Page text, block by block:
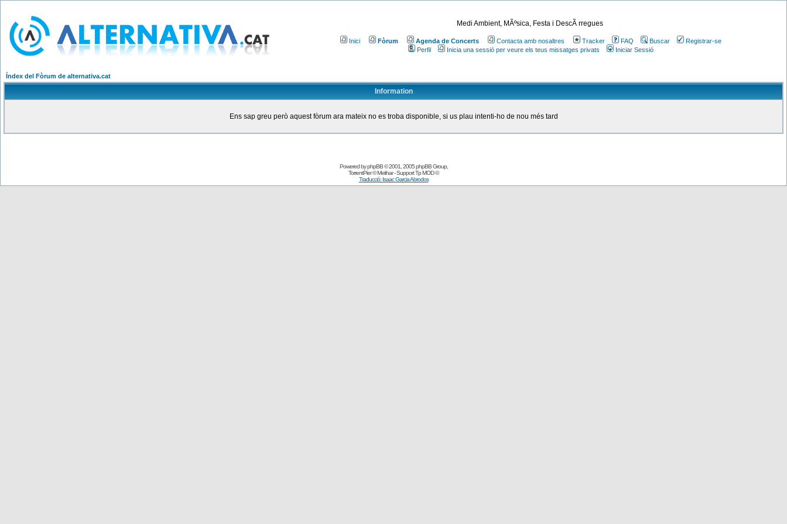
Medi Ambient, MÃºsica, Festa i DescÃ rregues
Inici Fòrum Agenda de Concerts Contacta amb nosaltres Tracker FAQ Buscar
Registrar-se
Perfil
Inicia una sessió per veure els teus missatges privats Iniciar Sessió
Índex del Fòrum de alternativa.cat
Information
Ens sap greu però aquest fòrum ara mateix no es troba disponible, si us plau intenti-ho de nou més tard
Powered byphpBB© 2001, 2005 phpBB Group,
TorrentPier© Meithar - SupportTp MOD©
Traducció: Isaac Garcia Abrodos